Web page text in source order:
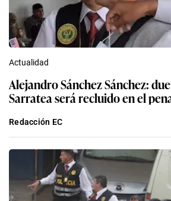
Actualidad
Alejandro Sánchez Sánchez:
Sarratea será recluido en el
Redacción EC